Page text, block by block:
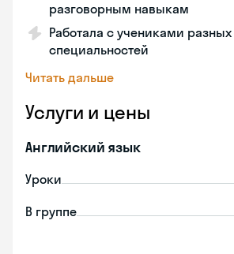
разговорным навыкам
Работала с учениками
специальностей
Читать дальше
Услуги и цены
Английский язык
Уроки
В группе